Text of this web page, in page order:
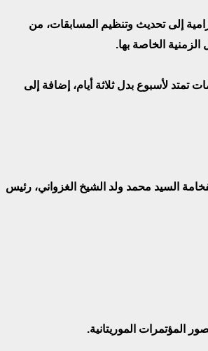
إلى تحديث وتنظيم المسابقات، من
الخاصة بها.
تمتد لأسبوع بدل ثلاثة أيام، إضافة إلى
2026، تحت رئاسة صاحب الفخامة السيد محمد ولد الشيخ الغزواني، رئيس
الموريتانية.